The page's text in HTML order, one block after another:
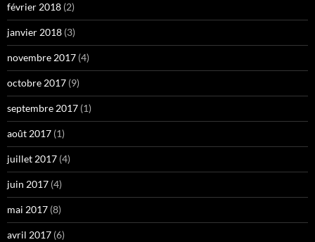
février 2018 (2)
janvier 2018 (3)
novembre 2017 (4)
octobre 2017 (9)
septembre 2017 (1)
août 2017 (1)
juillet 2017 (4)
juin 2017 (4)
mai 2017 (8)
avril 2017 (6)